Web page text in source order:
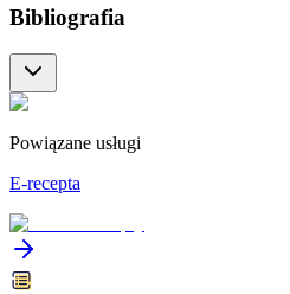
Bibliografia
Powiązane usługi
E-recepta